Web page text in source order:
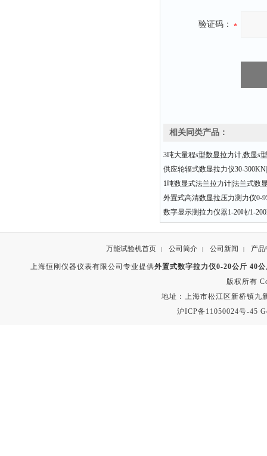
验证码：
相关同类产品：
3吨大量程s型数显拉力计,数显s
供应轮辐式数显拉力仪30-
1吨数显式法兰拉力计|法兰式数
外置式高清数显拉压力测力仪0-
数字显示测拉力仪器1-20吨/1-
万能试验机首页 | 公司简介 | 公司新闻 | 产品
上海恒刚仪器仪表有限公司专业提供外置式数字拉力仪0-20公斤 40
版权所有
地址：上海市松江区新桥镇九
沪ICP备11050024号-45